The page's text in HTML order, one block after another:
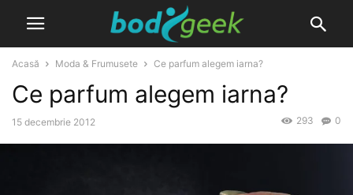
Acasă Moda & Frumusete Ce parfum alegem iarna?
Ce parfum alegem iarna?
15 decembrie 2012 0
293